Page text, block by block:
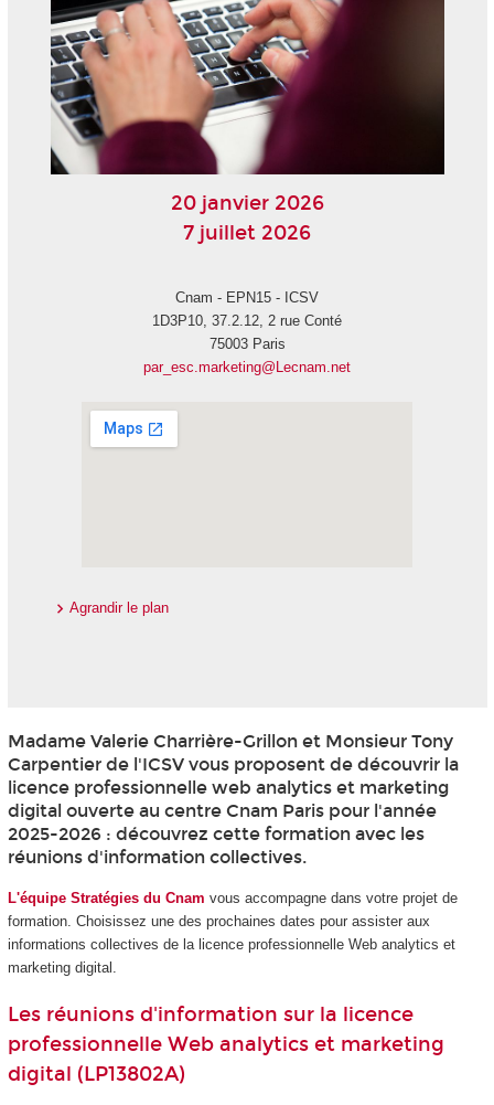
20 janvier 2026
7 juillet 2026
Cnam - EPN15 - ICSV
1D3P10, 37.2.12, 2 rue Conté
75003 Paris
par_esc.marketing@Lecnam.net
Agrandir le plan
Madame Valerie Charrière-Grillon et Monsieur Tony
Carpentier de l'ICSV vous proposent de découvrir la
licence professionnelle web analytics et marketing
digital ouverte au centre Cnam Paris pour l'année
2025-2026 : découvrez cette formation avec les
réunions d'information collectives.
L'équipe Stratégies du Cnam vous accompagne dans votre projet de
formation. Choisissez une des prochaines dates pour assister aux
informations collectives de la licence professionnelle Web analytics et
marketing digital.
Les réunions d'information sur la licence
professionnelle Web analytics et marketing
digital (LP13802A)